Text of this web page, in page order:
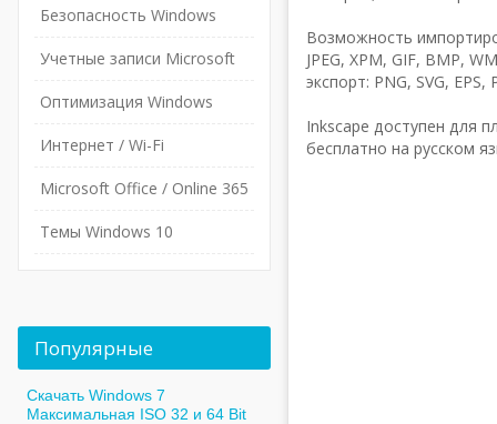
Возможность
JPEG, XPM, GIF, BMP,
экспорт: PNG, SVG,
Inkscape доступен для
бесплатно на русском
Безопасность Windows
Учетные записи Microsoft
Оптимизация Windows
Интернет / Wi-Fi
Microsoft Office / Online 365
Темы Windows 10
Популярные
Скачать Windows 7
Максимальная ISO 32 и 64 Bit